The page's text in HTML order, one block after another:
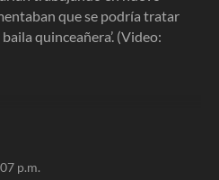
que se podría tratar
quinceañera’. (Video:
p.m.